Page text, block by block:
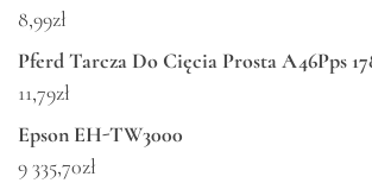
8,99zł
Pferd Tarcza Do Cięcia Prosta A46Pps
11,79zł
Epson EH-TW3000
9 335,70zł